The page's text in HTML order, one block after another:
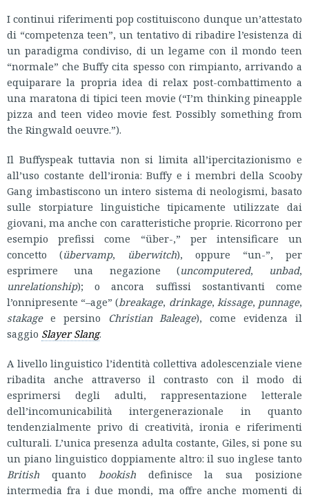
I continui riferimenti pop costituiscono dunque un’attestato
di “competenza teen”, un tentativo di ribadire l’esistenza di
un paradigma condiviso, di un legame con il mondo teen
“normale” che Buffy cita spesso con rimpianto, arrivando a
equiparare la propria idea di relax post-combattimento a
una maratona di tipici teen movie (“I’m thinking pineapple
pizza and teen video movie fest. Possibly something from
the Ringwald oeuvre.”).
Il Buffyspeak tuttavia non si limita all’ipercitazionismo e
all’uso costante dell’ironia: Buffy e i membri della Scooby
Gang imbastiscono un intero sistema di neologismi, basato
sulle storpiature linguistiche tipicamente utilizzate dai
giovani, ma anche con caratteristiche proprie. Ricorrono per
esempio prefissi come “über-,” per intensificare un
concetto (übervamp, überwitch), oppure “un-”, per
esprimere una negazione (uncomputered, unbad,
unrelationship); o ancora suffissi sostantivanti come
l’onnipresente “–age” (breakage, drinkage, kissage, punnage,
stakagee persino Christian Baleage), come evidenza il
saggio Slayer Slang.
A livello linguistico l’identità collettiva adolescenziale viene
ribadita anche attraverso il contrasto con il modo di
esprimersi degli adulti, rappresentazione letterale
dell’incomunicabilità intergenerazionale in quanto
tendenzialmente privo di creatività, ironia e riferimenti
culturali. L’unica presenza adulta costante, Giles, si pone su
un piano linguistico doppiamente altro: il suo inglese tanto
British quanto bookishdefinisce la sua posizione
intermedia fra i due mondi, ma offre anche momenti di